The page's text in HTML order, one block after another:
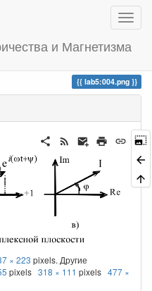
и Магнетизма
lab5:004.png
× 223 pixels. Другие
pixels 318 × 111 pixels 477 ×